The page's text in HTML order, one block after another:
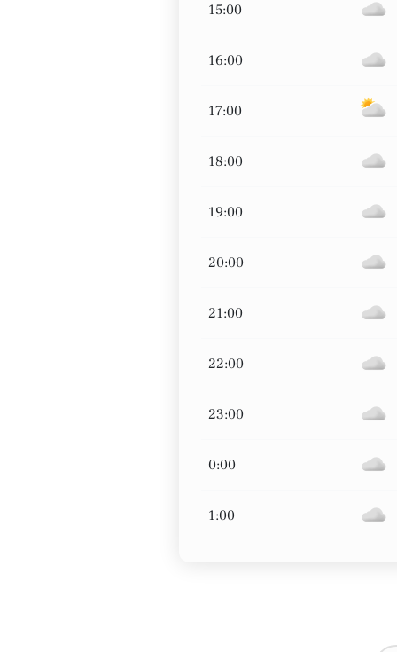
15:00
16:00
17:00
18:00
19:00
20:00
21:00
22:00
23:00
0:00
1:00